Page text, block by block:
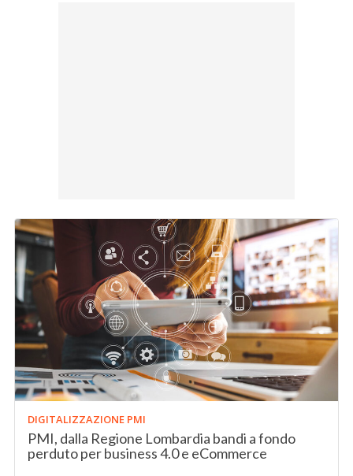
DIGITALIZZAZIONE PMI
PMI, dalla Regione Lombardia bandi a fondo
perduto per business 4.0 e eCommerce